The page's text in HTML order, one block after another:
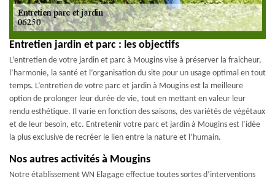
Entretien jardin et parc : les objectifs
L’entretien de votre jardin et parc à Mougins vise à préserver la fraicheur,
l’harmonie, la santé et l’organisation du site pour un usage optimal en tout
temps. L’entretien de votre parc et jardin à Mougins est la meilleure
option de prolonger leur durée de vie, tout en mettant en valeur leur
rendu esthétique. Il varie en fonction des saisons, des variétés de végétaux
et de leur besoin, etc. Entretenir votre parc et jardin à Mougins est l’idée
la plus exclusive de recréer le lien entre la nature et l’humain.
Nos autres activités à Mougins
Notre établissement WN Elagage effectue toutes sortes d’interventions